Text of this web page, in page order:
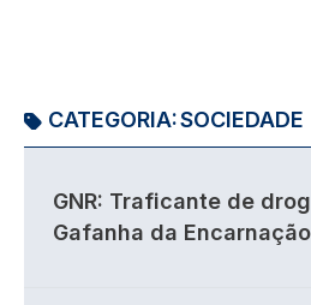
CATEGORIA:SOCIEDADE
GNR: Traficante de
Gafanha da